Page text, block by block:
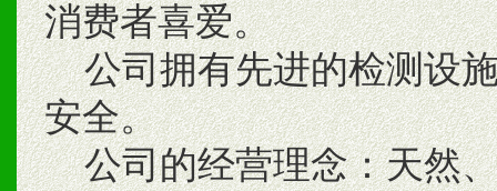
消费者喜爱。
公司拥有先进的检测设施
安全。
公司的经营理念：天然、